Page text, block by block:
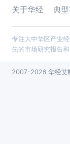
关于华经 典
专注大中华区产业
先的市场研究报告和
2007-2026 华经艾